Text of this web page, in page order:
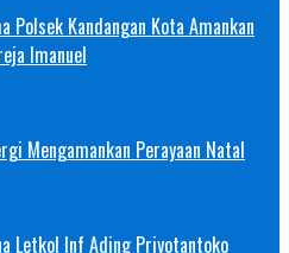
Polsek Kandangan Kota Amankan
Imanuel
Mengamankan Perayaan Natal
Letkol Inf Ading Priyotantoko